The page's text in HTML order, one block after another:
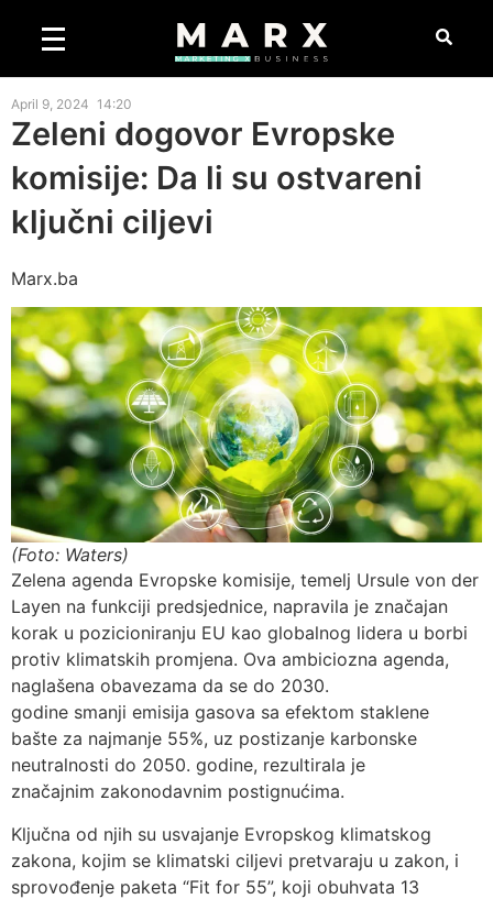
April 9, 2024 14:20
Zeleni dogovor Evropske
komisije: Da li su ostvareni
ključni ciljevi
Marx.ba
(Foto: Waters)
Zelena agenda Evropske komisije, temelj Ursule von der
Layen na funkciji predsjednice, napravila je značajan
korak u pozicioniranju EU kao globalnog lidera u borbi
protiv klimatskih promjena. Ova ambiciozna agenda,
naglašena obavezama da se do 2030.
godine smanji emisija gasova sa efektom staklene
bašte za najmanje 55%, uz postizanje karbonske
neutralnosti do 2050. godine, rezultirala je
značajnim zakonodavnim postignućima.
Ključna od njih su usvajanje Evropskog klimatskog
zakona, kojim se klimatski ciljevi pretvaraju u zakon, i
sprovođenje paketa “Fit for 55”, koji obuhvata 13